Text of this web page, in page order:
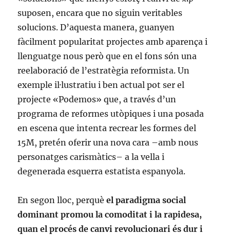
suposen, encara que no siguin veritables
solucions. D’aquesta manera, guanyen
fàcilment popularitat projectes amb aparença i
llenguatge nous però que en el fons són una
reelaboració de l’estratègia reformista. Un
exemple il·lustratiu i ben actual pot ser el
projecte «Podemos» que, a través d’un
programa de reformes utòpiques i una posada
en escena que intenta recrear les formes del
15M, pretén oferir una nova cara –amb nous
personatges carismàtics– a la vella i
degenerada esquerra estatista espanyola.
En segon lloc, perquèel paradigma social
dominant promou la comoditat i la rapidesa,
quan el procés de canvi revolucionari és dur i